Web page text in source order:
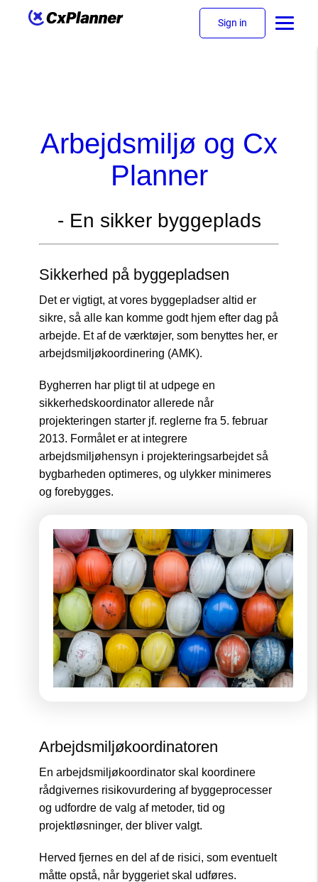
Sign in
Arbejdsmiljø og Cx
Planner
- En sikker byggeplads
Sikkerhed på byggepladsen
Det er vigtigt, at vores byggepladser altid er
sikre, så alle kan komme godt hjem efter dag på
arbejde. Et af de værktøjer, som benyttes her, er
arbejdsmiljøkoordinering (AMK).
Bygherren har pligt til at udpege en
sikkerhedskoordinator allerede når
projekteringen starter jf. reglerne fra 5. februar
2013. Formålet er at integrere
arbejdsmiljøhensyn i projekteringsarbejdet så
bygbarheden optimeres, og ulykker minimeres
og forebygges.
Arbejdsmiljøkoordinatoren
En arbejdsmiljøkoordinator skal koordinere
rådgivernes risikovurdering af byggeprocesser
og udfordre de valg af metoder, tid og
projektløsninger, der bliver valgt.
Herved fjernes en del af de risici, som eventuelt
måtte opstå, når byggeriet skal udføres.